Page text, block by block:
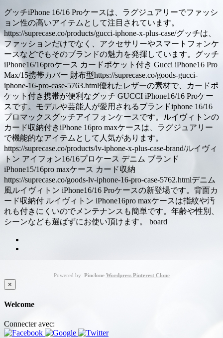
グッチiPhone 16/16 Proケースは、ラグジュアリーでファッシ
ョン性の高いアイテムとして注目されています。
https://suprecase.co/products/gucci-iphone-x-plus-case/グッチは、
ファッションだけでなく、アクセサリーやスマートフォンケ
ースなどでもそのブランドの魅力を発揮しています。グッチ
iPhone16/16proケース カードポケット付き Gucci iPhone16 Pro
Max/15携帯カバー 財布型https://suprecase.co/goods-gucci-
iphone-16-pro-case-5763.html優れたレザーの素材で、カードポ
ケット付き携帯が便利なグッチ GUCCI iPhone16/16 Proケー
スです。モデルや芸能人が愛用されるブランドiphone 16/16
プロマックスグッチアイフォンケースです。ルイヴィトンの
カード収納付きiPhone 16pro maxケースは、ラグジュアリー
で機能的なアイテムとして人気があります。
https://suprecase.co/products/lv-iphone-x-plus-case-brand/ルイヴィ
トン アイフォン16/16プロケース デニム ブランド
iPhone15/16pro maxケース カード収納
https://suprecase.co/goods-lv-iphone-16-pro-case-5762.htmlデニム
風ルイヴィトン iPhone16/16 Proケースの新登場です。背面カ
ード収納付 ルイヴィトン iPhone16pro maxケースは指紋や汚
れも付きにくいのでメンテナンスも簡単です。年齢や性別、
シーンなども選ばずにお使い頂けます。 board
Powered by: Pinclone Wordpress Pinterest Clone
×
Welcome
Connecter avec: